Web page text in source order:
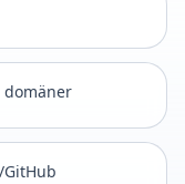
domäner